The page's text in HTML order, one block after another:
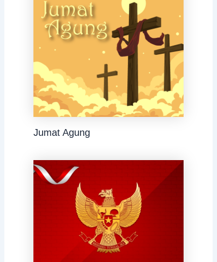
Jumat Agung